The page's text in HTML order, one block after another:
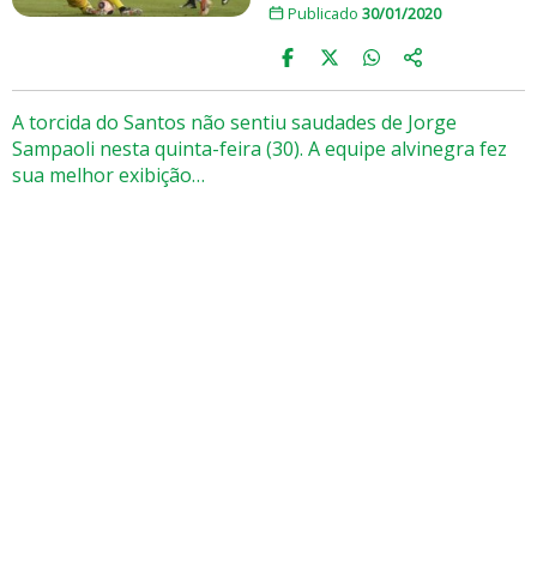
Publicado 30/01/2020
A torcida do Santos não sentiu saudades de Jorge
Sampaoli nesta quinta-feira (30). A equipe alvinegra fez
sua melhor exibição…